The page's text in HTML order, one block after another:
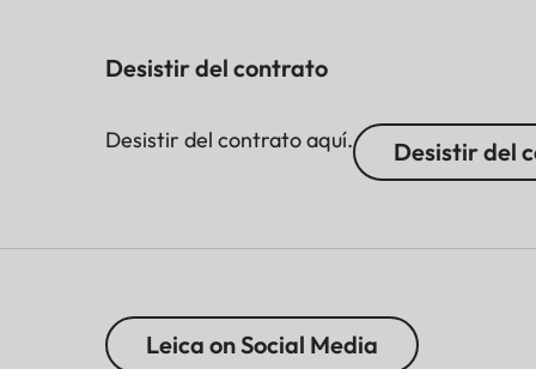
Desistir del contrato
Desistir del contrato aquí. Desistir del
Leica on Social Media